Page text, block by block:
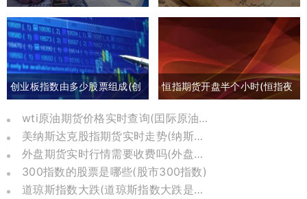
喊单直播间外汇直播) 么意思)
创业板指数由多少股票组成(创
业板指数包括哪些)
恒指期货开盘半个小时(恒指夜
间期货和开盘点数)
wti原油期货价格实时查询(囯际原油期货价格)
美纳斯达克股指期货实时走势(纳斯达克股指期货实时)
外盘期货实时行情需要收费吗(外盘期货实时行情在哪里可以看到)
300指数的股票是哪些(股市300指数)
道琼斯指数大跌(道琼斯指数大跌是哪一年)